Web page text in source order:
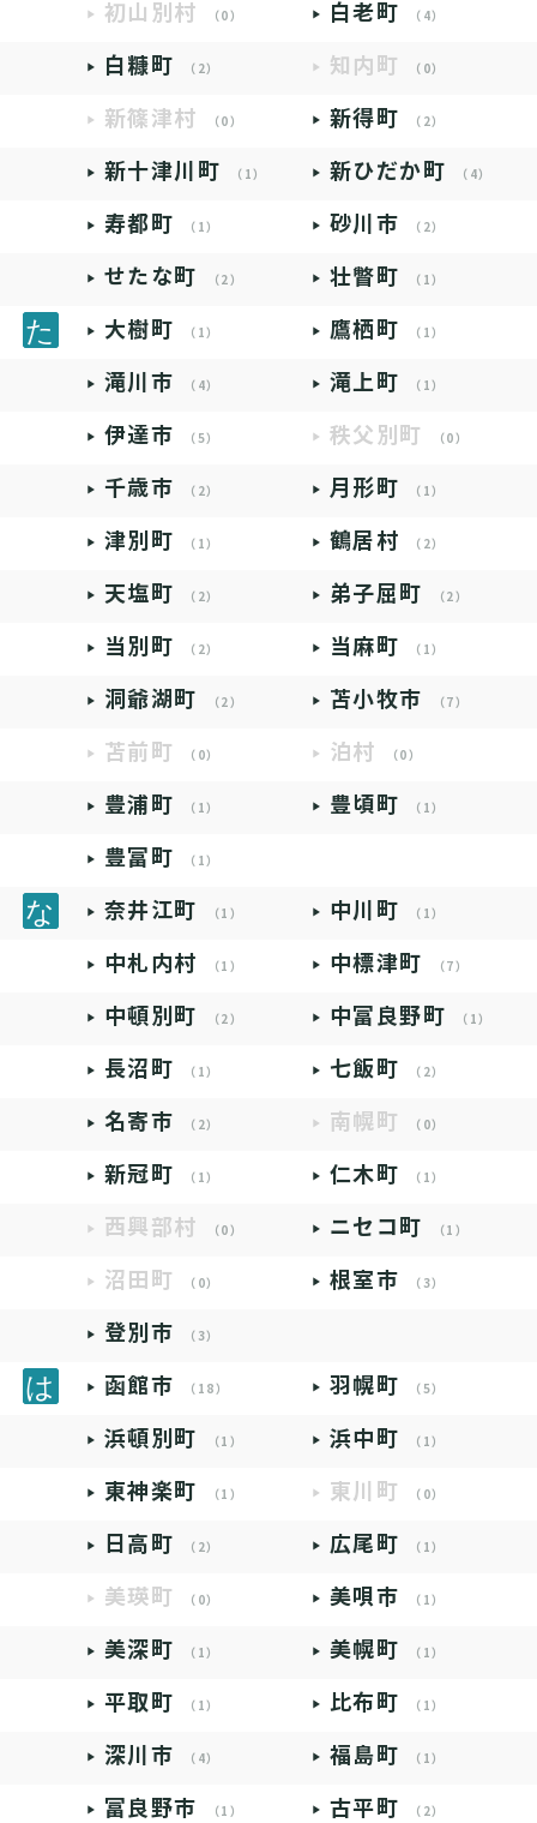
初山別村 （0） 白老町 （4）
白糠町 （2） 知内町 （0）
新篠津村 （0） 新得町 （2）
新十津川町 （1） 新ひだか町 （4）
寿都町 （1） 砂川市 （2）
せたな町 （2） 壮瞥町 （1）
大樹町 （1） 鷹栖町 （1）
滝川市 （4） 滝上町 （1）
伊達市 （5） 秩父別町 （0）
千歳市 （2） 月形町 （1）
津別町 （1） 鶴居村 （2）
天塩町 （2） 弟子屈町 （2）
当別町 （2） 当麻町 （1）
洞爺湖町 （2） 苫小牧市 （7）
苫前町 （0） 泊村 （0）
豊浦町 （1） 豊頃町 （1）
豊富町 （1）
奈井江町 （1） 中川町 （1）
中札内村 （1） 中標津町 （7）
中頓別町 （2） 中富良野町 （1）
長沼町 （1） 七飯町 （2）
名寄市 （2） 南幌町 （0）
新冠町 （1） 仁木町 （1）
西興部村 （0） ニセコ町 （1）
沼田町 （0） 根室市 （3）
登別市 （3）
函館市 （18） 羽幌町 （5）
浜頓別町 （1） 浜中町 （1）
東神楽町 （1） 東川町 （0）
日高町 （2） 広尾町 （1）
美瑛町 （0） 美唄市 （1）
美深町 （1） 美幌町 （1）
平取町 （1） 比布町 （1）
深川市 （4） 福島町 （1）
富良野市 （1） 古平町 （2）